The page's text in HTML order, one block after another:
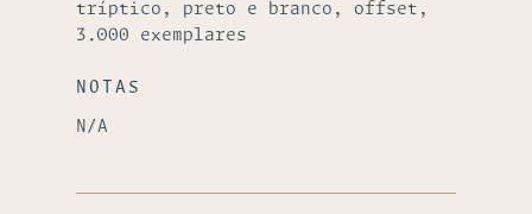
tríptico, preto e branco, offset,
3.000 exemplares
NOTAS
N/A